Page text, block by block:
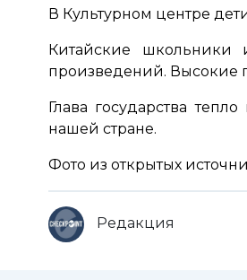
В Культурном центре
Китайские школьники
произведений. Высокие
Глава государства
нашей стране.
Фото из открытых
Редакция